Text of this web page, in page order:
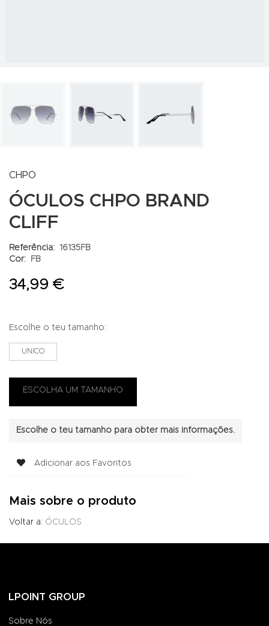
CHPO
ÓCULOS CHPO BRAND
CLIFF
Referência:
16135FB
Cor:
FB
34,99 €
Escolhe o teu tamanho:
UNICO
Escolhe o teu tamanho para obter mais informações.
Adicionar aos Favoritos
Mais sobre o produto
Voltar a: ÓCULOS
LPOINT GROUP
Sobre Nós